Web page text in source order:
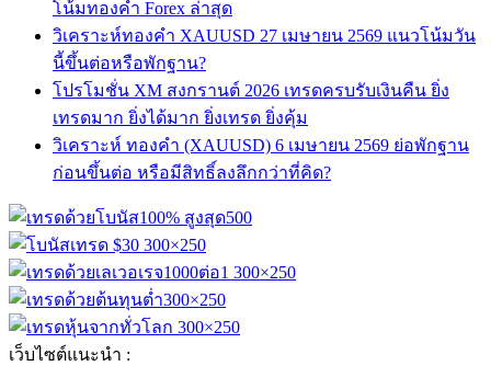
โน้มทองคำ Forex ล่าสุด
วิเคราะห์ทองคำ XAUUSD 27 เมษายน 2569 แนวโน้มวัน
นี้ขึ้นต่อหรือพักฐาน?
โปรโมชั่น XM สงกรานต์ 2026 เทรดครบรับเงินคืน ยิ่ง
เทรดมาก ยิ่งได้มาก ยิ่งเทรด ยิ่งคุ้ม
วิเคราะห์ ทองคำ (XAUUSD) 6 เมษายน 2569 ย่อพักฐาน
ก่อนขึ้นต่อ หรือมีสิทธิ์ลงลึกกว่าที่คิด?
เว็บไซต์แนะนำ :